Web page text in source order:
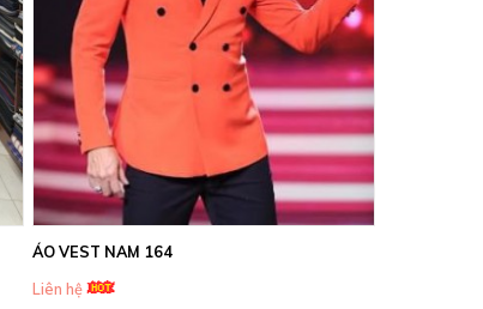
ÁO VEST NAM 164
Liên hệ